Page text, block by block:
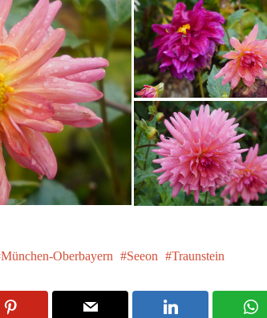
München-Oberbayern Seeon Traunstein